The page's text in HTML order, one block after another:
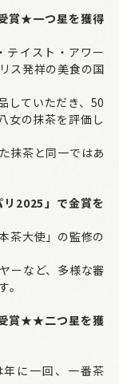
賞★一つ星を獲得
テイスト・アワー
ス発祥の美食の国
していただき、50
女の抹茶を評価し
抹茶と同一ではあ
リ2025」で金賞を
茶大使」の監修の
ーなど、多様な審
受賞★★二つ星を獲
に一回、一番茶